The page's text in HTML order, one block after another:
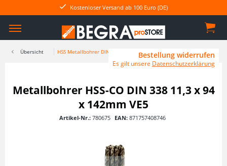
Kostenloser Versand ab 100 Euro (DE)
Übersicht HSS Metallbohrer DIN 338
Metallbohrer HSS-CO DIN 338 11,3 x 94
x 142mm VE5
Artikel-Nr.: 780675 EAN: 871757408746
Bestellung widerrufen
Es gilt unsere Datenschutzerklärung